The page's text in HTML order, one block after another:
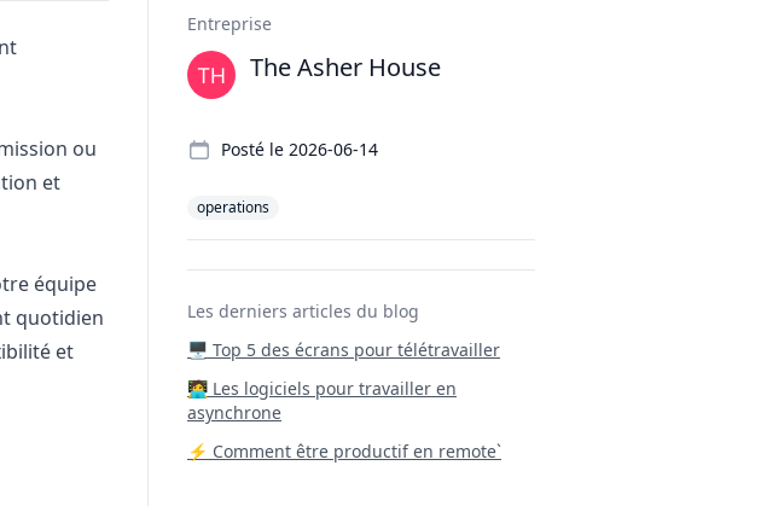
ou
et
équipe
quotidien
et
Entreprise
The Asher House
Posté le 2026-06-14
operations
Les derniers articles du blog
🖥️ Top 5 des écrans pour télétravailler
‍🧑‍💻 Les logiciels pour travailler en
asynchrone
⚡ Comment être productif en remote`